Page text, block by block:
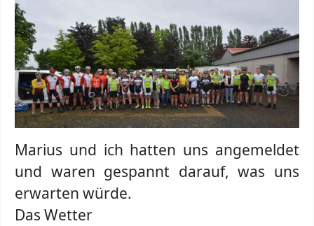
Marius und ich hatten uns angemeldet
und waren gespannt darauf, was uns
erwarten würde.
Das Wetter